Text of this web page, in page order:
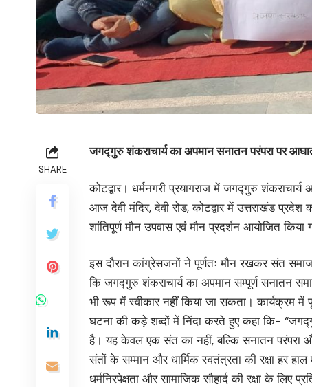
SHARE
जगद्गुरु शंकराचार्य का अपमान सनातन परंपरा पर
कोटद्वार। धर्मनगरी प्रयागराज में जगद्गुरु
आज देवी मंदिर, देवी रोड, कोटद्वार में उत्तराखंड
शांतिपूर्ण मौन उपवास एवं मौन प्रदर्शन आयोजित किया
इस दौरान कांग्रेसजनों ने पूर्णतः मौन रखकर संत
कि जगद्गुरु शंकराचार्य का अपमान सम्पूर्ण सनातन
भी रूप में स्वीकार नहीं किया जा सकता। कार्यक्रम
घटना की कड़े शब्दों में निंदा करते हुए कहा कि-
है। यह केवल एक संत का नहीं, बल्कि सनातन परंपरा
संतों के सम्मान और धार्मिक स्वतंत्रता की रक्षा हर हाल
धर्मनिरपेक्षता और सामाजिक सौहार्द की रक्षा के लिए